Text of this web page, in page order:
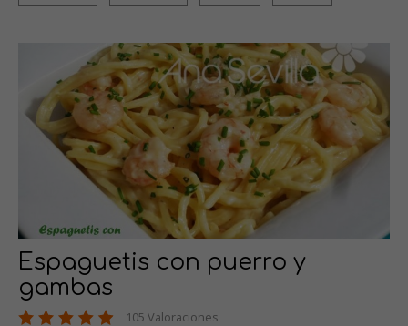
Espaguetis con puerro y
gambas
105 Valoraciones